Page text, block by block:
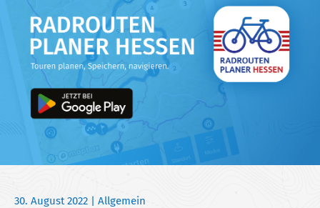
30. August 2022 | Allgemein